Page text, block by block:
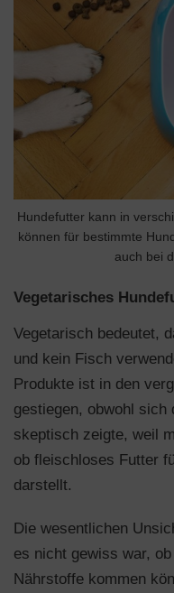
Hundefutter kann in
können für bestimmte
auch bei
Vegetarisches
Vegetarisch bedeutet,
und kein Fisch
Produkte ist in den
gestiegen, obwohl sich
skeptisch zeigte, weil
ob fleischloses Futter
darstellt.
Die wesentlichen
es nicht gewiss war,
Nährstoffe kommen